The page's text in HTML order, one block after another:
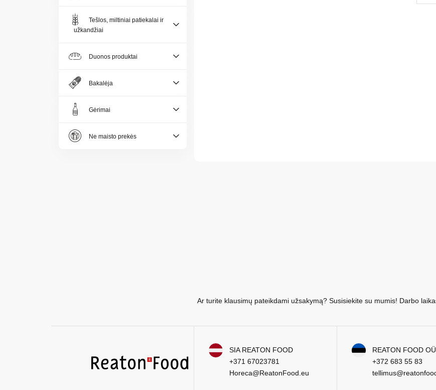
Tešlos, miltiniai patiekalai ir
užkandžiai
Duonos produktai
Bakalėja
Gėrimai
Ne maisto prekės
Ar turite klausimų pateikdami užsakymą? Susisiekite su mumis! Darbo
SIA REATON FOOD
+371 67023781
Horeca@ReatonFood.eu
REATON FOOD OÜ
+372 683 55 83